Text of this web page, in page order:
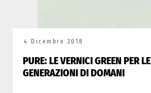
4 Dicembre 2018
PURE: LE VERNICI GREEN PER LE
GENERAZIONI DI DOMANI